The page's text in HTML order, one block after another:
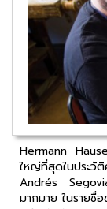
Hermann
ใหญ่ที่สุดในประวั
Andrés
มากมาย ในรายชื่